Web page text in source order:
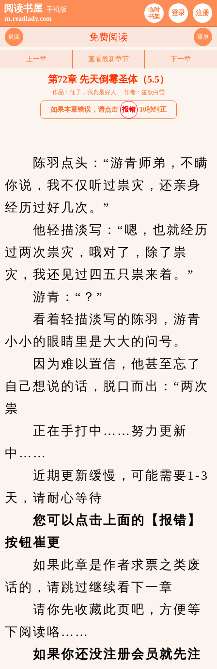
阅读书屋 手机版
m.readlady.com
临时
书架
登录 注册
免费阅读
返回 菜单
上一章 查看最新章节 下一章
第72章 先天倒霉圣体（5.5）
作品：仙子，我真是好人 作者：笙歌白雪
如果本章错误，请点击 报错 10秒纠正
陈羽点头：“游青师弟，不瞒
你说，我不仅听过祟灾，还亲身
经历过好几次。”
他轻描淡写：“嗯，也就经历
过两次祟灾，哦对了，除了祟
灾，我还见过四五只祟来着。”
游青：“？”
看着轻描淡写的陈羽，游青
小小的眼睛里是大大的问号。
因为难以置信，他甚至忘了
自己想说的话，脱口而出：“两次
祟
正在手打中……努力更新
中……
近期更新缓慢，可能需要1-3
天，请耐心等待
您可以点击上面的【报错】
按钮崔更
如果此章是作者求票之类废
话的，请跳过继续看下一章
请你先收藏此页吧，方便等
下阅读咯……
如果你还没注册会员就先注